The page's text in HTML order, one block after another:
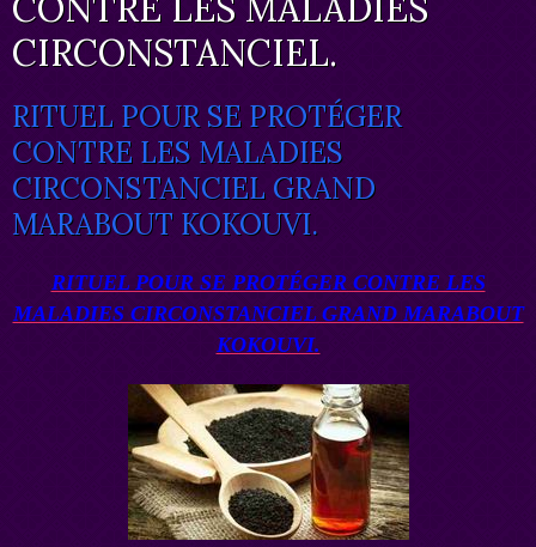
CIRCONSTANCIEL.
RITUEL POUR SE PROTÉGER
CONTRE LES MALADIES
CIRCONSTANCIEL GRAND
MARABOUT KOKOUVI.
RITUEL POUR SE PROTÉGER CONTRE LES
MALADIES CIRCONSTANCIEL GRAND MARABOUT
KOKOUVI.